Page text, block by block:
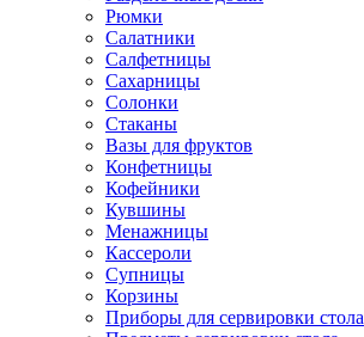
Рюмки
Салатники
Салфетницы
Сахарницы
Солонки
Стаканы
Вазы для фруктов
Конфетницы
Кофейники
Кувшины
Менажницы
Кассероли
Супницы
Корзины
Приборы для сервировки стола